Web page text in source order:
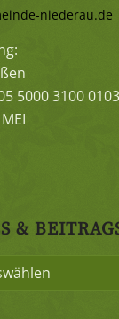
niederau.de
5000 3100
&